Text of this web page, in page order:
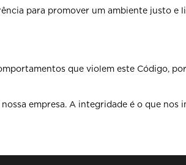
para promover um ambiente justo e
que violem este Código,
empresa. A integridade é o que nos